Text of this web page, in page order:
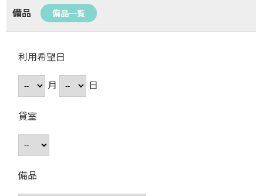
備品 備品一覧
利用希望日
月
日
貸室
備品